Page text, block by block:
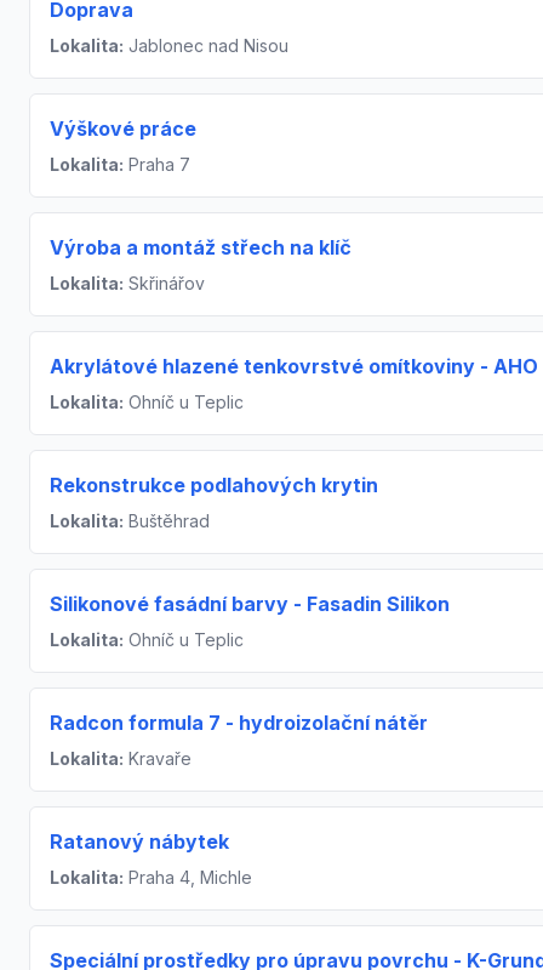
Doprava
Lokalita: Jablonec nad Nisou
Výškové práce
Lokalita: Praha 7
Výroba a montáž střech na klíč
Lokalita: Skřinářov
Akrylátové hlazené tenkovrstvé omítkoviny - AHO
Lokalita: Ohníč u Teplic
Rekonstrukce podlahových krytin
Lokalita: Buštěhrad
Silikonové fasádní barvy - Fasadin Silikon
Lokalita: Ohníč u Teplic
Radcon formula 7 - hydroizolační nátěr
Lokalita: Kravaře
Ratanový nábytek
Lokalita: Praha 4, Michle
Speciální prostředky pro úpravu povrchu - K-